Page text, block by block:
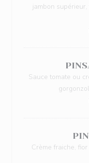
jambon
Sauce tomate ou
Crème fraiche,